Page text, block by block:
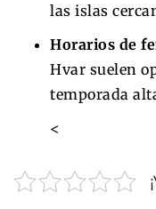
las islas
Horarios de
Hvar suelen
temporada
<